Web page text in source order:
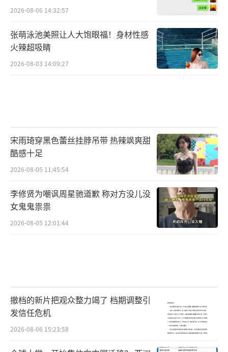
2026-08-06 14:32:57
张萌泳池美照让人大饱眼福！身材性感
火辣超吸睛
2026-08-03 14:09:27
宋雨琦穿黑色蕾丝挂脖吊带 热辣飒爽甜
酷感十足
2026-08-05 11:45:54
李修贤为嘲讽周星驰道歉 称对方没儿没
女鬼鬼祟祟
2026-08-05 12:01:44
撤档的新片把观众整力竭了 档期调整引
发信任危机
2026-08-06 15:23:58